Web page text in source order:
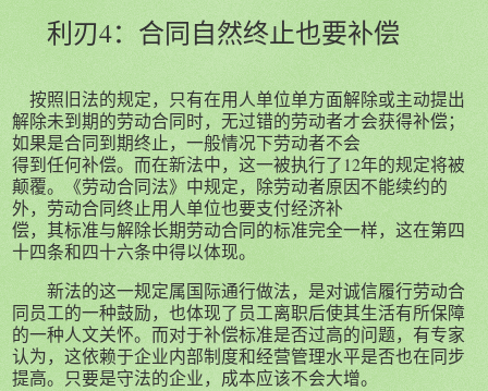
利刃4： 合同自然终止也要补偿
按照旧法的规定，只有在用人单位单方面解除或主动提出
解除未到期的劳动合同时，无过错的劳动者才会获得补偿；
如果是合同到期终止，一般情况下劳动者不会
得到任何补偿。而在新法中，这一被执行了12年的规定将被
颠覆。《劳动合同法》中规定，除劳动者原因不能续约的
外，劳动合同终止用人单位也要支付经济补
偿，其标准与解除长期劳动合同的标准完全一样，这在第四
十四条和四十六条中得以体现。
新法的这一规定属国际通行做法，是对诚信履行劳动合
同员工的一种鼓励，也体现了员工离职后使其生活有所保障
的一种人文关怀。而对于补偿标准是否过高的问题，有专家
认为，这依赖于企业内部制度和经营管理水平是否也在同步
提高。只要是守法的企业，成本应该不会大增。